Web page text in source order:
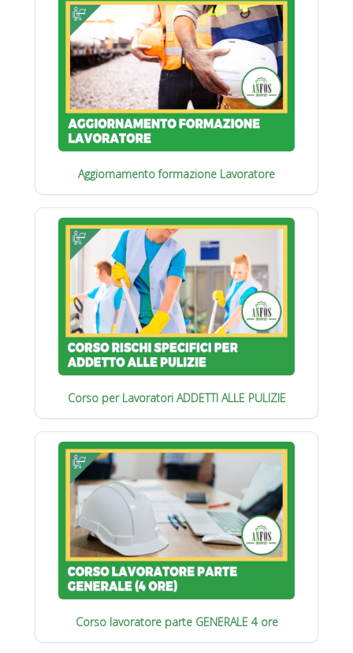
Aggiornamento formazione Lavoratore
Corso per Lavoratori ADDETTI ALLE PULIZIE
Corso lavoratore parte GENERALE 4 ore